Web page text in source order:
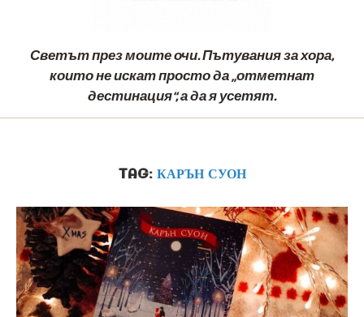
Светът през моите очи. Пътувания за хора,
които не искат просто да „отметнат
дестинация“, а да я усетят.
TAG: КАРЪН СУОН